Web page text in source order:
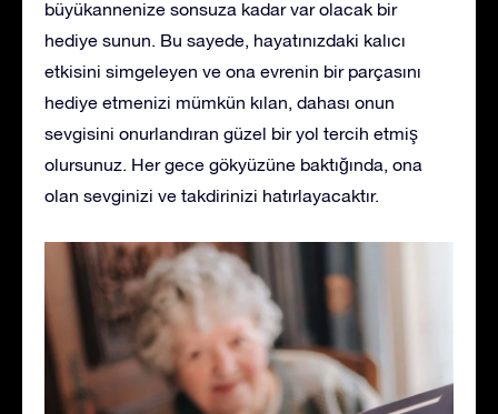
büyükannenize sonsuza kadar var olacak bir
hediye sunun. Bu sayede, hayatınızdaki kalıcı
etkisini simgeleyen ve ona evrenin bir parçasını
hediye etmenizi mümkün kılan, dahası onun
sevgisini onurlandıran güzel bir yol tercih etmiş
olursunuz. Her gece gökyüzüne baktığında, ona
olan sevginizi ve takdirinizi hatırlayacaktır.